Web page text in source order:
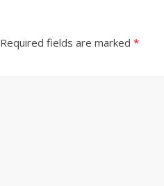
Required fields are marked *